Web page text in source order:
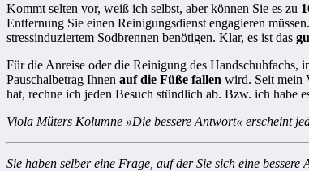
Kommt selten vor, weiß ich selbst, aber können Sie es zu
Entfernung Sie einen Reinigungsdienst engagieren
stressinduziertem Sodbrennen benötigen. Klar, es ist das
Für die Anreise oder die Reinigung des Handschuhfachs,
Pauschalbetrag Ihnen auf die Füße fallen wird. Seit mein
hat, rechne ich jeden Besuch stündlich ab. Bzw. ich habe
Viola Müters Kolumne »Die bessere Antwort« erscheint
Sie haben selber eine Frage, auf der Sie sich eine